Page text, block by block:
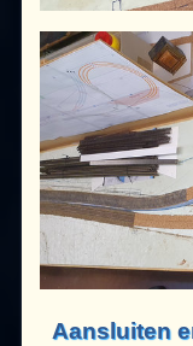
Aansluiten